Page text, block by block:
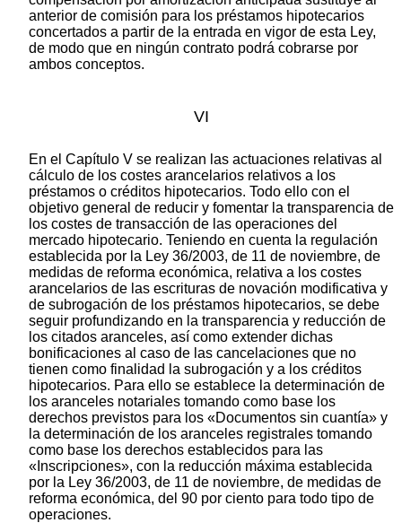
anterior de comisión para los préstamos hipotecarios
concertados a partir de la entrada en vigor de esta Ley,
de modo que en ningún contrato podrá cobrarse por
ambos conceptos.
VI
En el Capítulo V se realizan las actuaciones relativas al
cálculo de los costes arancelarios relativos a los
préstamos o créditos hipotecarios. Todo ello con el
objetivo general de reducir y fomentar la transparencia de
los costes de transacción de las operaciones del
mercado hipotecario. Teniendo en cuenta la regulación
establecida por la Ley 36/2003, de 11 de noviembre, de
medidas de reforma económica, relativa a los costes
arancelarios de las escrituras de novación modificativa y
de subrogación de los préstamos hipotecarios, se debe
seguir profundizando en la transparencia y reducción de
los citados aranceles, así como extender dichas
bonificaciones al caso de las cancelaciones que no
tienen como finalidad la subrogación y a los créditos
hipotecarios. Para ello se establece la determinación de
los aranceles notariales tomando como base los
derechos previstos para los «Documentos sin cuantía» y
la determinación de los aranceles registrales tomando
como base los derechos establecidos para las
«Inscripciones», con la reducción máxima establecida
por la Ley 36/2003, de 11 de noviembre, de medidas de
reforma económica, del 90 por ciento para todo tipo de
operaciones.